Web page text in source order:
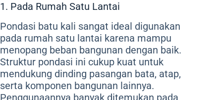
1. Pada Rumah Satu Lantai
Pondasi batu kali sangat ideal digunakan
pada rumah satu lantai karena mampu
menopang beban bangunan dengan baik.
Struktur pondasi ini cukup kuat untuk
mendukung dinding pasangan bata, atap,
serta komponen bangunan lainnya.
Penggunaannya banyak ditemukan pada